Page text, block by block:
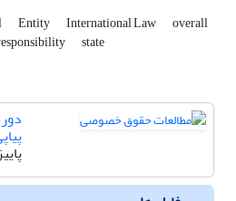
Entity International Law overall
state
پاییز